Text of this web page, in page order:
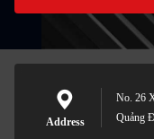
Address
No. 26
Quảng